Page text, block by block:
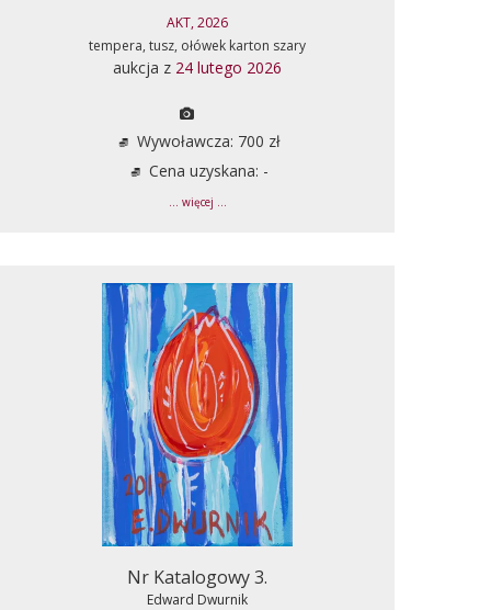
AKT, 2026
tempera, tusz, ołówek karton szary
aukcja z 24 lutego 2026
Wywoławcza: 700 zł
Cena uzyskana: -
... więcej ...
Nr Katalogowy 3.
Edward Dwurnik